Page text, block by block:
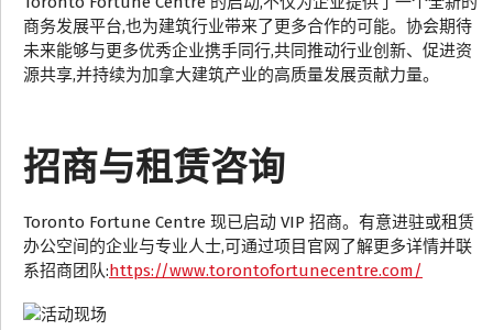
商务发展平台,也为建筑行业带来了更多合作的可能。协会期待
未来能够与更多优秀企业携手同行,共同推动行业创新、促进资
源共享,并持续为加拿大建筑产业的高质量发展贡献力量。
招商与租赁咨询
Toronto Fortune Centre 现已启动 VIP 招商。有意进驻或租赁
办公空间的企业与专业人士,可通过项目官网了解更多详情并联
系招商团队: https://www.torontofortunecentre.com/